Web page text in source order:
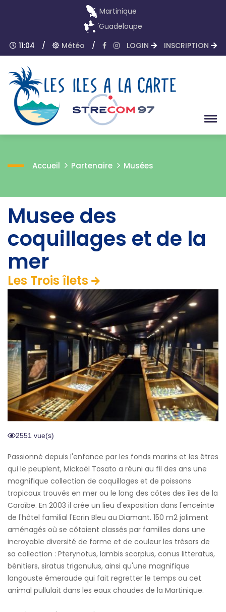
Martinique
Guadeloupe
11:04
/ Météo / LOGIN INSCRIPTION
Accueil Partenaire Musées
Musee des
coquillages et de la
mer
Les Trois îlets
2551 vue(s)
Passionné depuis l'enfance par les fonds marins et les êtres
qui le peuplent, Mickaël Tosato a réuni au fil des ans une
magnifique collection de coquillages et de poissons
tropicaux trouvés en mer ou le long des côtes des îles de la
Caraïbe. En 2003 il crée un lieu d'exposition dans l'enceinte
de l'hôtel familial l'Ecrin Bleu au Diamant. 150 m2 joliment
aménagés où se côtoient classés par familles dans une
incroyable diversité de forme et de couleur les trésors de
sa collection : Pterynotus, lambis scorpius, conus litteratus,
bénitiers, siratus trigonulus, ainsi qu'une magnifique
langouste émeraude qui fait regretter le temps ou cet
animal pullulait dans les eaux chaudes de la Martinique.